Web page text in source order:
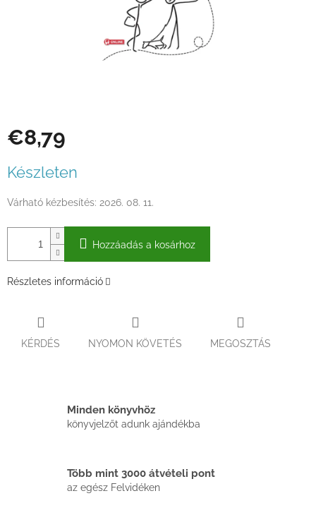
€8,79
Készleten
Várható kézbesítés: 2026. 08. 11.
Hozzáadás a kosárhoz
Részletes információ
KÉRDÉS NYOMON KÖVETÉS MEGOSZTÁS
Minden könyvhöz
könyvjelzőt adunk ajándékba
Több mint 3000 átvételi pont
az egész Felvidéken